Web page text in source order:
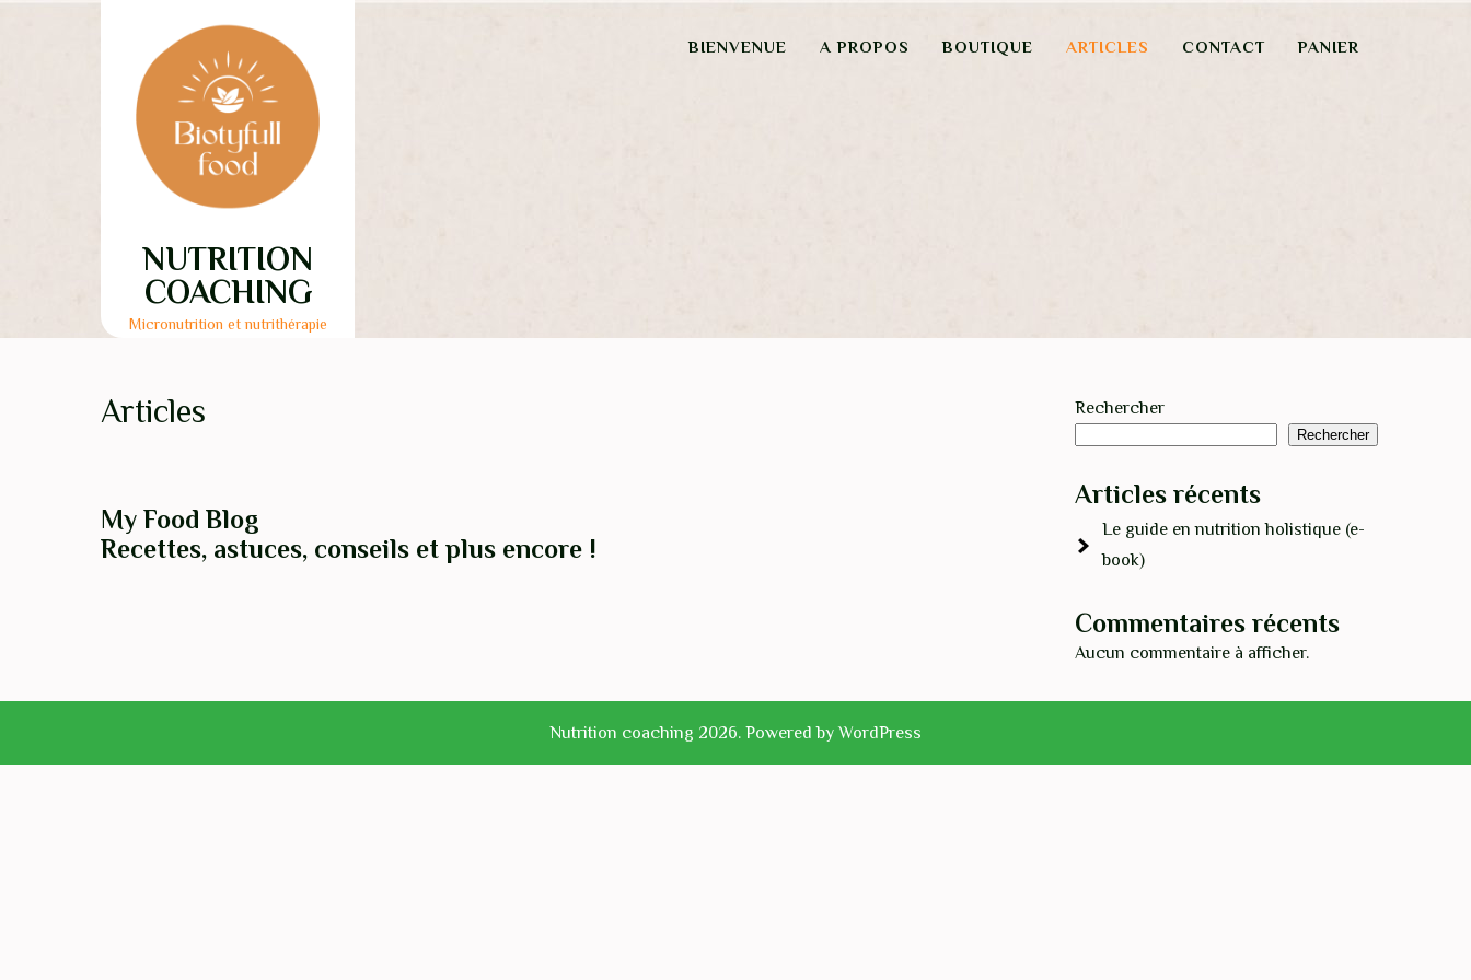
NUTRITION
COACHING
Micronutrition et nutrithérapie
BIENVENUE A PROPOS BOUTIQUE ARTICLES CONTACT PANIER
Articles
My Food Blog
Recettes, astuces, conseils et plus encore !
Rechercher
Rechercher
Articles récents
Le guide en nutrition holistique (e-
book)
Commentaires récents
Aucun commentaire à afficher.
Nutrition coaching 2026. Powered by WordPress